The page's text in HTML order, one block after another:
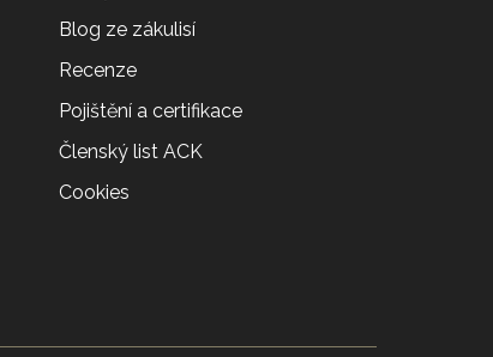
Blog ze zákulisí
Recenze
Pojištění a certifikace
Členský list ACK
Cookies